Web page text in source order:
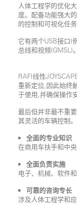
人体工程学的优化
度。配备功能强大
的控制和可视化任务
它有两个USB接口(
总线和视频(GMSL)。
RAFI线性
重新定位,因此始终
于使用,并确保操作
最后但并非最不重
其灵活的车辆控制。
全面的专业知识
在商用车扶手和中
全面负责实施
电子、机械、软件
可靠的咨询专长
涉及人体工程学和